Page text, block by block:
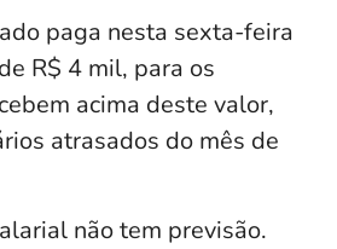
paga nesta sexta-feira
R$ 4 mil, para os
acima deste valor,
atrasados do mês de
não tem previsão.